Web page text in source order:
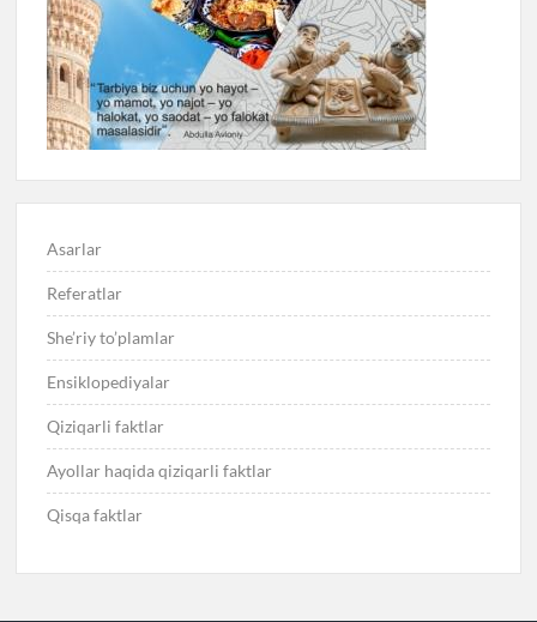
Asarlar
Referatlar
She’riy to’plamlar
Ensiklopediyalar
Qiziqarli faktlar
Ayollar haqida qiziqarli faktlar
Qisqa faktlar